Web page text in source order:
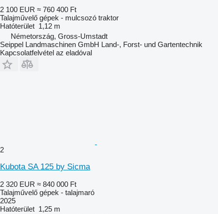
2 100 EUR ≈ 760 400 Ft
Talajművelő gépek - mulcsozó traktor
Hatóterület 1,12 m
Németország, Gross-Umstadt
Seippel Landmaschinen GmbH Land-, Forst- und Gartentechnik
Kapcsolatfelvétel az eladóval
2
Kubota SA 125 by Sicma
2 320 EUR ≈ 840 000 Ft
Talajművelő gépek - talajmaró
2025
Hatóterület 1,25 m